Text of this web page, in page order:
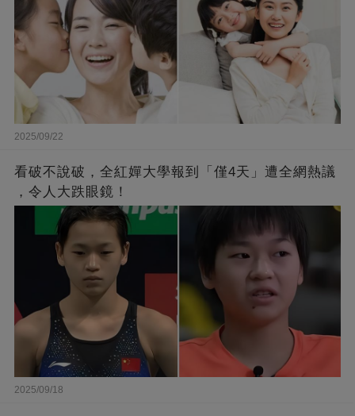
2025/09/22
看破不說破，全紅嬋大學報到「僅4天」遭全網熱議
，令人大跌眼鏡！
2025/09/18